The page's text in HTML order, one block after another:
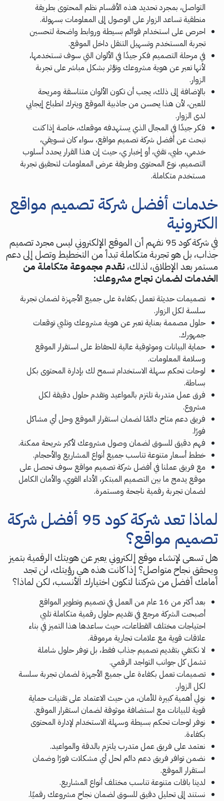
التواصل، بمجرد تحديد هذه الأقسام نظم المحتوى بطريقة
منطقية تساعد الزوار على الوصول إلى المعلومات بسهولة.
احرص على استخدام قوائم بسيطة وروابط واضحة لتحسين
تجربة المستخدم وتسهيل التنقل داخل الموقع.
في مرحلة التصميم فكر جيدًا في الألوان التي سوف تستخدمها،
لأنها تعبر عن هوية مشروعك وتؤثر بشكل مباشر على تجربة
الزوار.
بالإضافة إلى ذلك، يجب أن تكون الألوان متناسقة ومريحة
للعين، لأن هذا يحسن من جاذبية الموقع ويترك انطباع إيجابي
لدى الزوار.
فكر جيدًا في المجال الذي يستهدفه موقعك، خاصة إذا كنت
تبحث عن أفضل شركة تصميم مواقع، سواء كان تسويقي،
خدمي، طبي، تقني، أو إخبار ي، حيث إن هذا القرار يحدد أسلوب
التصميم، نوع المحتوى وطريقة عرض المعلومات لتحقيق تجربة
مستخدم متكاملة.
خدمات أفضل شركة تصميم مواقع
الكترونية
في شركة كود 95 نفهم أن الموقع الإلكتروني ليس مجرد تصميم
جذاب، بل هو تجربة متكاملة تبدأ من التخطيط وتصل إلى دعم
مستمر بعد الإطلاق، لذلك، نقدم مجموعة متكاملة من
الخدمات لضمان نجاح مشروعك:
تصميمات حديثة تعمل بكفاءة على جميع الأجهزة لضمان تجربة
سلسة لكل الزوار.
حلول مصممة بعناية تعبر عن هوية مشروعك وتلبي توقعات
جمهورك.
حماية البيانات وموثوقية عالية للحفاظ على استقرار الموقع
وسلامة المعلومات.
لوحات تحكم سهلة الاستخدام تسمح لك بإدارة المحتوى بكل
بساطة.
فرق عمل متدربة تلتزم بالمواعيد وتقدم حلول دقيقة لكل
مشروع.
فريق دعم متاح دائمًا لضمان استقرار الموقع وحل أي مشاكل
فورًا.
فهم دقيق للسوق لضمان وصول مشروعك لأكبر شريحة ممكنة.
خطط أسعار متنوعة تناسب جميع أنواع المشاريع والأحجام.
مع فريق عملنا في أفضل شركة تصميم مواقع سوف تحصل على
موقع يدمج ما بين التصميم المبتكر، الأداء القوي، والأمان الكامل
لضمان تجربة رقمية ناجحة ومستمرة.
لماذا تعد شركة كود 95 أفضل شركة
تصميم مواقع؟
هل تسعى لإنشاء موقع إلكتروني يعبر عن هويتك الرقمية بتميز
ويحقق نجاح متواصل؟ إذا كانت هذه هي رؤيتك، لن تجد
أمامك أفضل من شركتنا لتكون اختيارك الأنسب، لكن لماذا؟
بعد أكثر من 16 عام من العمل في تصميم وتطوير المواقع
أصبحت الشركة مرجع في تقديم حلول رقمية متكاملة تلبي
احتياجات مختلف القطاعات، حيث ساعدها هذا التميز في بناء
علاقات قوية مع علامات تجارية مرموقة.
لا نكتفي بتقديم تصميم جذاب فقط، بل توفر حلول شاملة
تشمل كل جوانب التواجد الرقمي.
تصميمات تعمل بكفاءة على جميع الأجهزة لضمان تجربة سلسة
لكل الزوار.
نولي أهمية كبيرة للأمان، من حيث الاعتماد على تقنيات حماية
قوية للبيانات مع استضافة موثوقة لضمان استقرار الموقع.
نوفر لوحات تحكم بسيطة وسهلة الاستخدام لإدارة المحتوى
بكفاءة.
نعتمد على فريق عمل متدرب يلتزم بالدقة والمواعيد.
نضمن توافر فريق دعم دائم لحل أي مشكلات فورًا وضمان
استقرار الموقع.
لدينا باقات متنوعة تناسب مختلف أنواع المشاريع.
نستند إلى تحليل دقيق للسوق لضمان نجاح مشروعك رقميًا.